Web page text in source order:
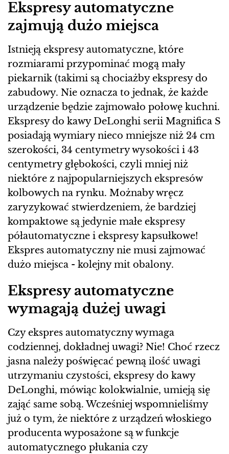
Ekspresy automatyczne
zajmują dużo miejsca
Istnieją ekspresy automatyczne, które
rozmiarami przypominać mogą mały
piekarnik (takimi są chociażby ekspresy do
zabudowy. Nie oznacza to jednak, że każde
urządzenie będzie zajmowało połowę kuchni.
Ekspresy do kawy DeLonghi serii Magnifica S
posiadają wymiary nieco mniejsze niż 24 cm
szerokości, 34 centymetry wysokości i 43
centymetry głębokości, czyli mniej niż
niektóre z najpopularniejszych ekspresów
kolbowych na rynku. Możnaby wręcz
zaryzykować stwierdzeniem, że bardziej
kompaktowe są jedynie małe ekspresy
półautomatyczne i ekspresy kapsułkowe!
Ekspres automatyczny nie musi zajmować
dużo miejsca - kolejny mit obalony.
Ekspresy automatyczne
wymagają dużej uwagi
Czy ekspres automatyczny wymaga
codziennej, dokładnej uwagi? Nie! Choć rzecz
jasna należy poświęcać pewną ilość uwagi
utrzymaniu czystości, ekspresy do kawy
DeLonghi, mówiąc kolokwialnie, umieją się
zająć same sobą. Wcześniej wspomnieliśmy
już o tym, że niektóre z urządzeń włoskiego
producenta wyposażone są w funkcje
automatycznego płukania czy